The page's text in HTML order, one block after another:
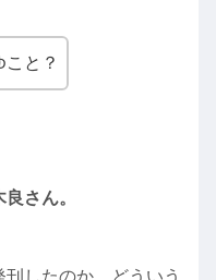
こと？
さん。
したのか、どういう